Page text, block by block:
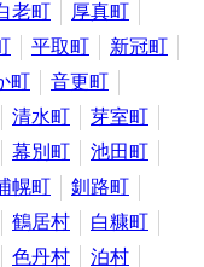
老町
厚真町
平取町
新冠町
町
音更町
清水町
芽室町
幕別町
池田町
幌町
釧路町
鶴居村
白糠町
色丹村
泊村